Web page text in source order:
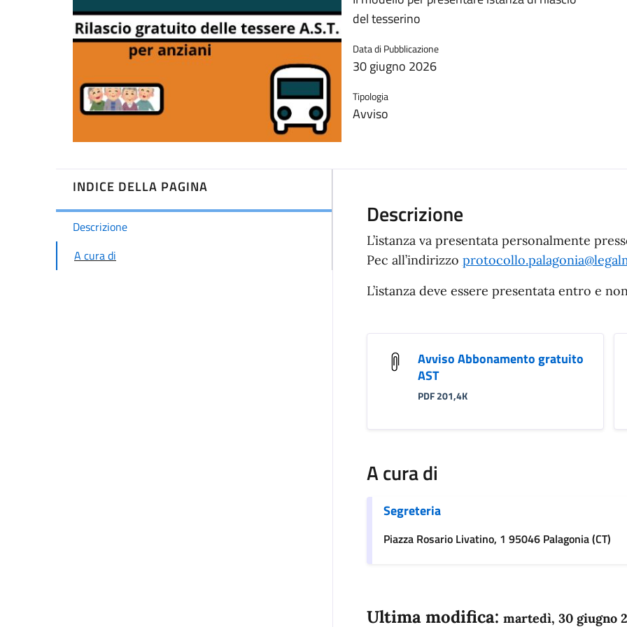
del tesserino
Data di Pubblicazione
30 giugno 2026
Tipologia
Avviso
INDICE DELLA PAGINA
A cura di
L’istanza va presentata personalmente
Pec all’indirizzo
L’istanza deve essere presentata entro e
Avviso Abbonamento gratuito
AST
PDF 201,4K
A cura di
Segreteria
Piazza Rosario Livatino, 1 95046 Palagonia (CT)
Ultima modifica: martedì, 30 giugno